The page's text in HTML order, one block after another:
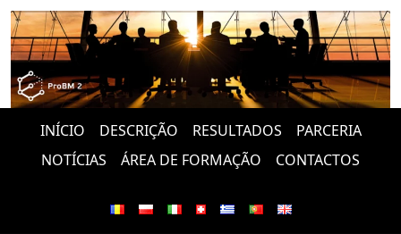
INÍCIO DESCRIÇÃO RESULTADOS
PARCERIA
NOTÍCIAS
ÁREA DE FORMAÇÃO CONTACTOS